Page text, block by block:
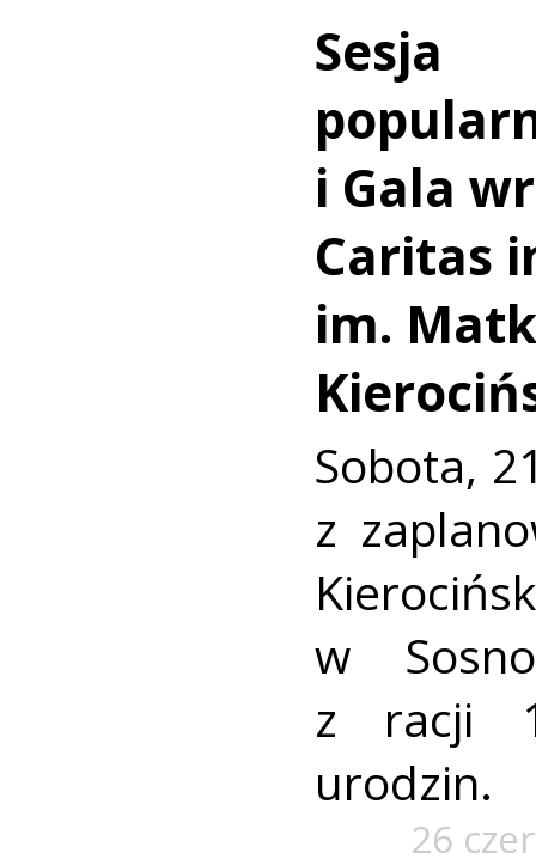
Sesja
i Gala
Caritas
im.
Sobota,
z
w
z racji
urodzin.
26